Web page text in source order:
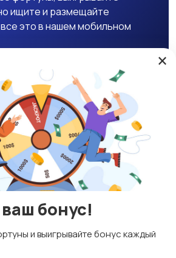
ищите и размещайте
это в нашем мобильном
О нас
проект
и рекомендательные технологии
лучше. Оставаясь с нами, вы
×
бонус!
и выигрывайте бонус каждый